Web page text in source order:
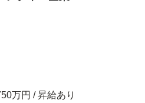
万円 / 昇給あり